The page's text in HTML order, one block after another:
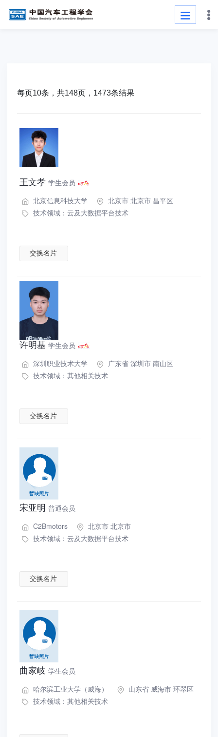
每页10条，共148页，1473条结果
王文孝 学生会员
北京信息科技大学
北京市 北京市 昌平区
技术领域： 云及大数据平台技术
交换名片
许明基 学生会员
深圳职业技术大学
广东省 深圳市 南山区
技术领域： 其他相关技术
交换名片
宋亚明 普通会员
C2Bmotors
北京市 北京市
技术领域： 云及大数据平台技术
交换名片
曲家岐 学生会员
哈尔滨工业大学（威海）
山东省 威海市 环翠区
技术领域： 其他相关技术